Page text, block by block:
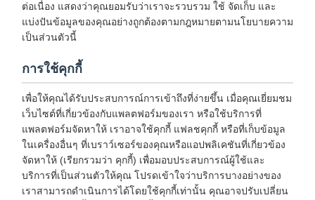
ต่อเนื่อง แสดงว่าคุณยอมรับว่าเราจะรวบรวม ใช้ จัดเก็บ และ
แบ่งปันข้อมูลของคุณอย่างถูกต้องตามกฎหมายตามนโยบายความ
เป็นส่วนตัวนี้
การใช้คุกกี้
เพื่อให้คุณได้รับประสบการณ์การเข้าถึงที่ง่ายขึ้น เมื่อคุณเยี่ยมชม
เว็บไซต์ที่เกี่ยวข้องกับแพลตฟอร์มของเรา หรือใช้บริการที่
แพลตฟอร์มจัดหาให้ เราอาจใช้คุกกี้ แฟลชคุกกี้ หรือที่เก็บข้อมูล
ในเครื่องอื่นๆ ที่เบราว์เซอร์ของคุณหรือแอปพลิเคชันที่เกี่ยวข้อง
จัดหาให้ (เรียกรวมว่า คุกกี้) เพื่อมอบประสบการณ์ผู้ใช้และ
บริการที่เป็นส่วนตัวให้คุณ โปรดเข้าใจว่าบริการบางอย่างของ
เราสามารถดำเนินการได้โดยใช้คุกกี้เท่านั้น คุณอาจปรับเปลี่ยน